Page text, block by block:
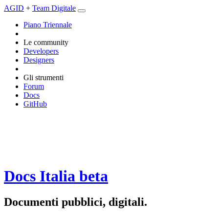
AGID + Team Digitale
Piano Triennale
Le community
Developers
Designers
Gli strumenti
Forum
Docs
GitHub
Docs Italia beta
Documenti pubblici, digitali.